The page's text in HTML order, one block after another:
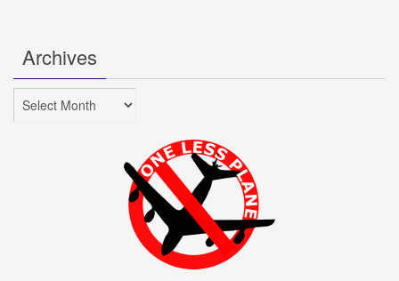
Archives
Archives